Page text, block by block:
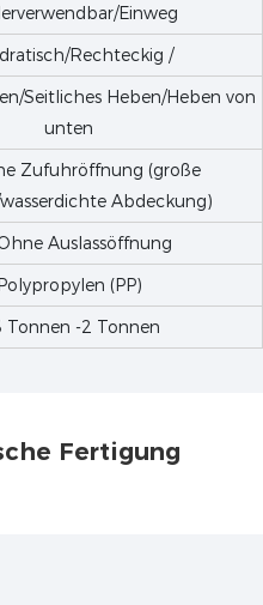
Einweg
Rechteckig /
Seitliches Heben/Heben von
unten
Zufuhröffnung (große
Abdeckung)
Auslassöffnung
(PP)
Tonnen -2 Tonnen
Fertigung